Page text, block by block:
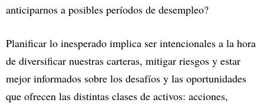
anticiparnos a posibles períodos de desempleo?
Planificar lo inesperado implica ser intencionales a la hora
de diversificar nuestras carteras, mitigar riesgos y estar
mejor informados sobre los desafíos y las oportunidades
que ofrecen las distintas clases de activos: acciones,